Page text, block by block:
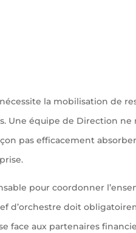
la mobilisation de
Une équipe de Direction ne
pas efficacement
pour coordonner
d’orchestre doit
face aux partenaires